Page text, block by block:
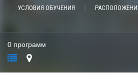
УСЛОВИЯ ОБУЧЕНИЯ
0 программ